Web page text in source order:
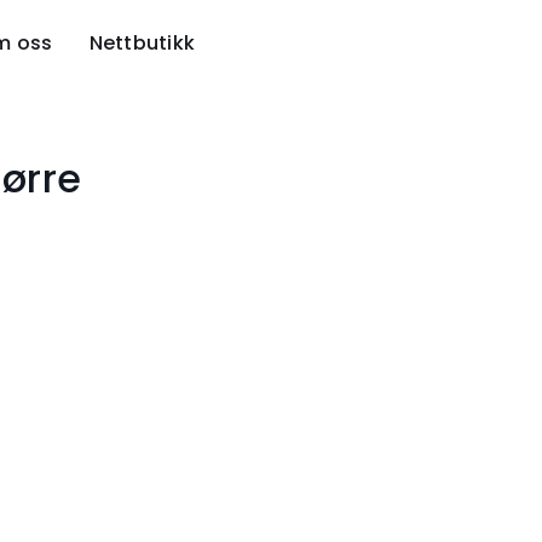
oss Nettbutikk